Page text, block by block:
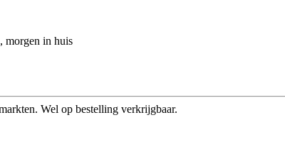
morgen in huis
Wel op bestelling verkrijgbaar.